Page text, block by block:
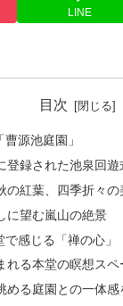
LINE
目次
源池庭園」
登録された池泉回遊
の紅葉、四季折々の
に望む嵐山の絶景
感じる「禅の心」
れる本堂の瞑想スペ
める庭園との一体感